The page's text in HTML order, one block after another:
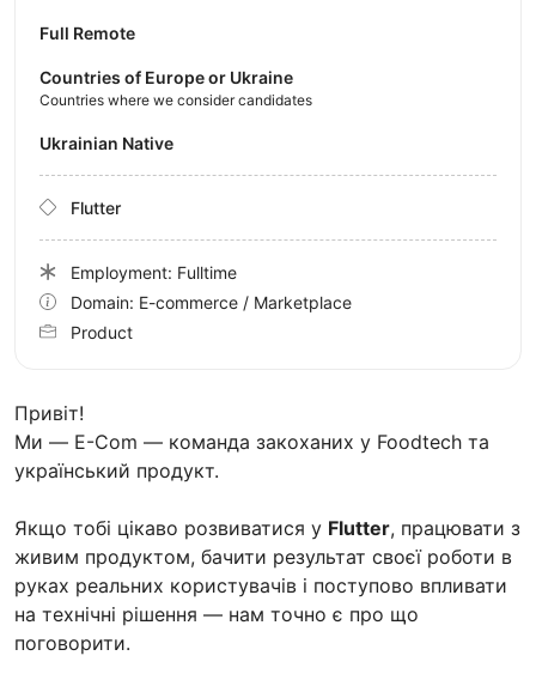
Привіт!
Ми — E-Com — команда закоханих у Foodtech та
український продукт.
Якщо тобі цікаво розвиватися у Flutter, працювати з
живим продуктом, бачити результат своєї роботи в
руках реальних користувачів і поступово впливати
на технічні рішення — нам точно є про що
поговорити.
Full Remote
Countries of Europe or Ukraine
Countries where we consider candidates
Ukrainian Native
Flutter
Employment: Fulltime
Domain: E-commerce / Marketplace
Product